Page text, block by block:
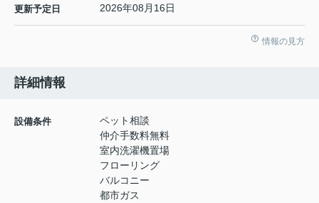
更新予定日 2026年08月16日
情報の見方
詳細情報
設備条件
ペット相談
仲介手数料無料
室内洗濯機置場
フローリング
バルコニー
都市ガス